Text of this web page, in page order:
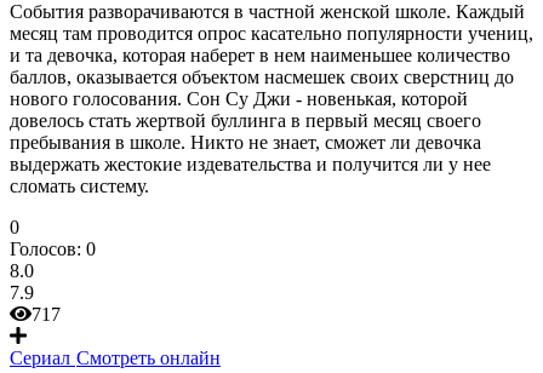
События разворачиваются в частной женской школе. Каждый
месяц там проводится опрос касательно популярности учениц,
и та девочка, которая наберет в нем наименьшее количество
баллов, оказывается объектом насмешек своих сверстниц до
нового голосования. Сон Су Джи - новенькая, которой
довелось стать жертвой буллинга в первый месяц своего
пребывания в школе. Никто не знает, сможет ли девочка
выдержать жестокие издевательства и получится ли у нее
сломать систему.
0
Голосов: 0
8.0
7.9
717
Сериал Смотреть онлайн